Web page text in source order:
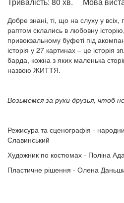
Добре знані, ті, що на слуху у всіх,
раптом склались в любовну
привокзальному буфеті під
історія у 27 картинах – це історія
барда, кожна з яких маленька
назвою ЖИТТЯ.
Возьмемся за руки друзья, чтоб
Режисура та сценографія -
Славинський
Художник по костюмах - Поліна
Пластичне рішення - Олена